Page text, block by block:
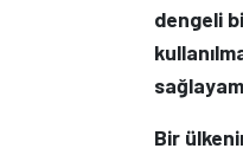
dengeli
Bir